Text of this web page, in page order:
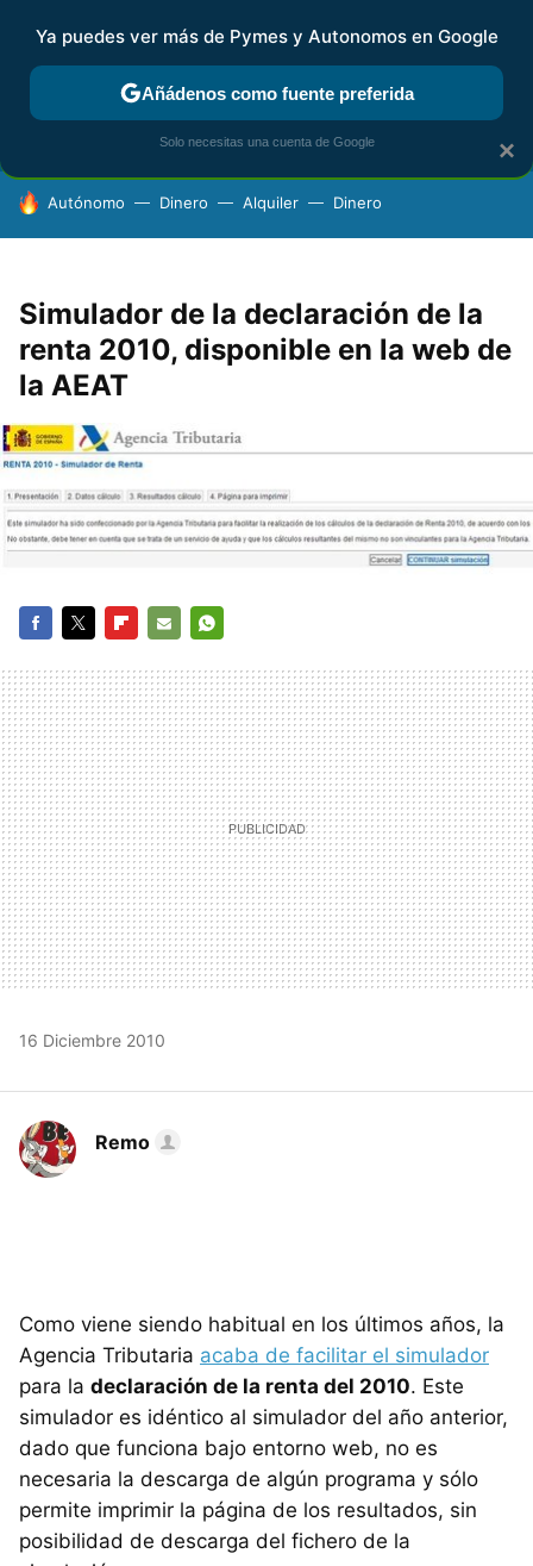
FISCALIDAD Y CONTABILIDAD KIT DIGITAL RENTA
HOY SE HABLA DE
Autónomo Dinero Alquiler Dinero
Simulador de la declaración de la
renta 2010, disponible en la web de
la AEAT
MAIL
16 Diciembre 2010
Remo
Como viene siendo habitual en los últimos años, la
Agencia Tributaria acaba de facilitar el simulador
para la declaración de la renta del 2010. Este
simulador es idéntico al simulador del año anterior,
dado que funciona bajo entorno web, no es
necesaria la descarga de algún programa y sólo
permite imprimir la página de los resultados, sin
posibilidad de descarga del fichero de la
×
Ya puedes ver más de Pymes y Autonomos en Google
Añádenos como fuente preferida
Solo necesitas una cuenta de Google